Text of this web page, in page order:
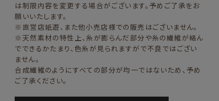
は制限内容を変更する場合がございます。予めご了承をお
願いいたします。
※直営店紙遊、また他小売店様での販売はございません。
※天然素材の特性上、糸が膨らんだ部分や糸の繊維が絡ん
でできるかたまり、色糸が見られますがで不良ではござい
ません。
合成繊維のようにすべての部分が均一ではないため、予め
ご了承ください。